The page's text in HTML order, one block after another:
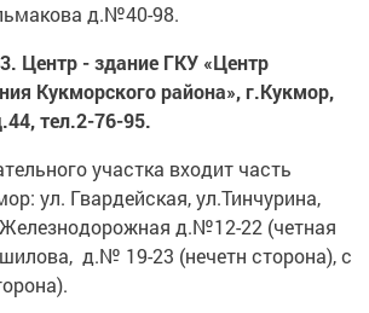
д.№40-98.
Центр - здание ГКУ «Центр
Кукморского района», г.Кукмор,
тел.2-76-95.
участка входит часть
ул. Гвардейская, ул.Тинчурина,
д.№12-22 (четная
д.№ 19-23 (нечетн сторона), с